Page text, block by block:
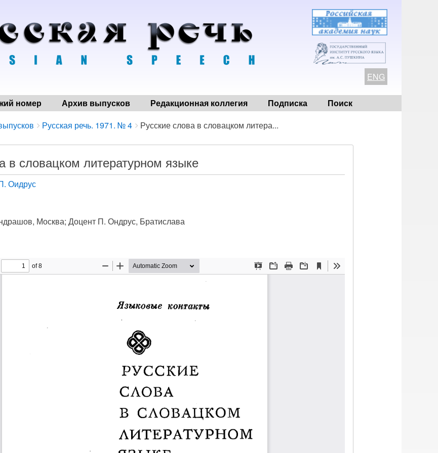
ENG
номер Архив выпусков Редакционная коллегия Подписка Поиск
Русская речь. 1971. № 4 Русские слова в словацком литера...
в словацком литературном языке
Оидрус
Москва; Доцент П. Ондрус, Братислава